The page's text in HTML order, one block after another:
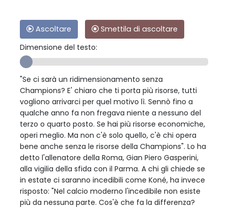
Ascoltare
Smettila di ascoltare
Dimensione del testo:
"Se ci sarà un ridimensionamento senza
Champions? E' chiaro che ti porta più risorse, tutti
vogliono arrivarci per quel motivo lì. Sennò fino a
qualche anno fa non fregava niente a nessuno del
terzo o quarto posto. Se hai più risorse economiche,
operi meglio. Ma non c'è solo quello, c'è chi opera
bene anche senza le risorse della Champions". Lo ha
detto l'allenatore della Roma, Gian Piero Gasperini,
alla vigilia della sfida con il Parma. A chi gli chiede se
in estate ci saranno incedibili come Koné, ha invece
risposto: "Nel calcio moderno l'incedibile non esiste
più da nessuna parte. Cos'è che fa la differenza?